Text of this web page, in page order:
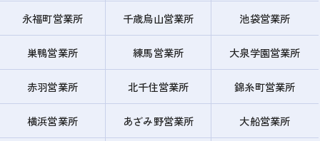
永福町営業所 千歳烏山営業所 池袋営業所
巣鴨営業所 練馬営業所 大泉学園営業所
赤羽営業所 北千住営業所 錦糸町営業所
横浜営業所 あざみ野営業所 大船営業所